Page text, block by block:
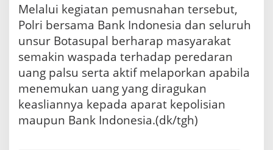
Melalui kegiatan pemusnahan tersebut,
Polri bersama Bank Indonesia dan seluruh
unsur Botasupal berharap masyarakat
semakin waspada terhadap peredaran
uang palsu serta aktif melaporkan apabila
menemukan uang yang diragukan
keasliannya kepada aparat kepolisian
maupun Bank Indonesia.(dk/tgh)